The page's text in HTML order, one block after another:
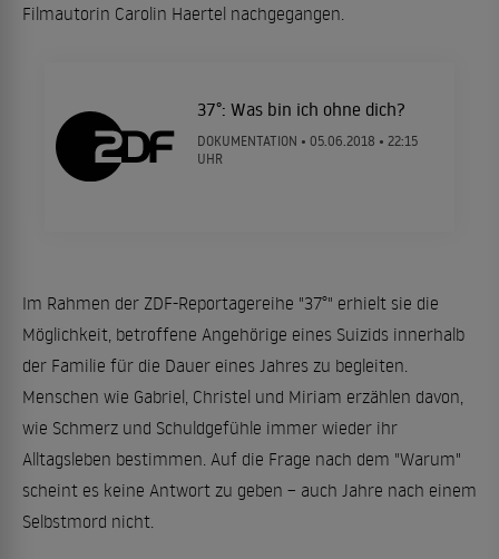
Filmautorin Carolin Haertel nachgegangen.
37°: Was bin ich ohne dich?
DOKUMENTATION •05.06.2018 • 22:15
UHR
Im Rahmen der ZDF-Reportagereihe "37°" erhielt sie die
Möglichkeit, betroffene Angehörige eines Suizids innerhalb
der Familie für die Dauer eines Jahres zu begleiten.
Menschen wie Gabriel, Christel und Miriam erzählen davon,
wie Schmerz und Schuldgefühle immer wieder ihr
Alltagsleben bestimmen. Auf die Frage nach dem "Warum"
scheint es keine Antwort zu geben – auch Jahre nach einem
Selbstmord nicht.